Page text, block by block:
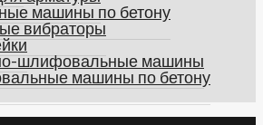
машины по бетону
вибраторы
шлифовальные машины
машины по бетону